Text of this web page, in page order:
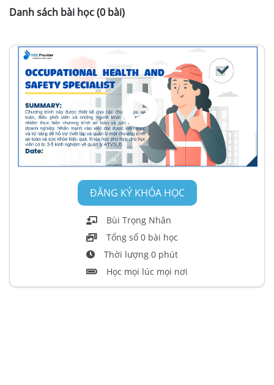
Danh sách bài học (0 bài)
ĐĂNG KÝ KHÓA HỌC
Bùi Trọng Nhân
Tổng số 0 bài học
Thời lượng 0 phút
Học mọi lúc mọi nơi